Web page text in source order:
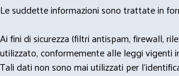
Le suddette informazioni sono trattate in
Ai fini di sicurezza (filtri antispam, firewall,
utilizzato, conformemente alle leggi vigenti
Tali dati non sono mai utilizzati per